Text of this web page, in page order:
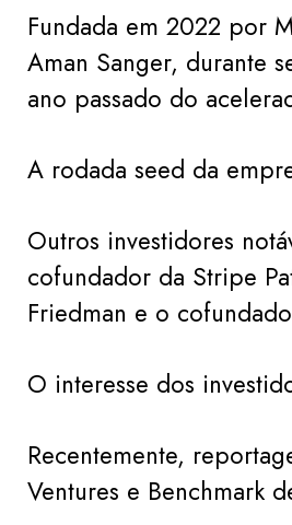
Fundada em 2022 por
Aman Sanger, durante
ano passado do
A rodada seed da
Outros investidores
cofundador da Stripe
Friedman e o
O interesse dos
Recentemente,
Ventures e Benchmark